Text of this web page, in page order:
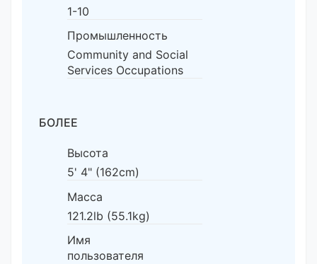
1-10
Промышленность
Community and Social
Services Occupations
БОЛЕЕ
Высота
5' 4" (162cm)
Масса
121.2lb (55.1kg)
Имя
пользователя